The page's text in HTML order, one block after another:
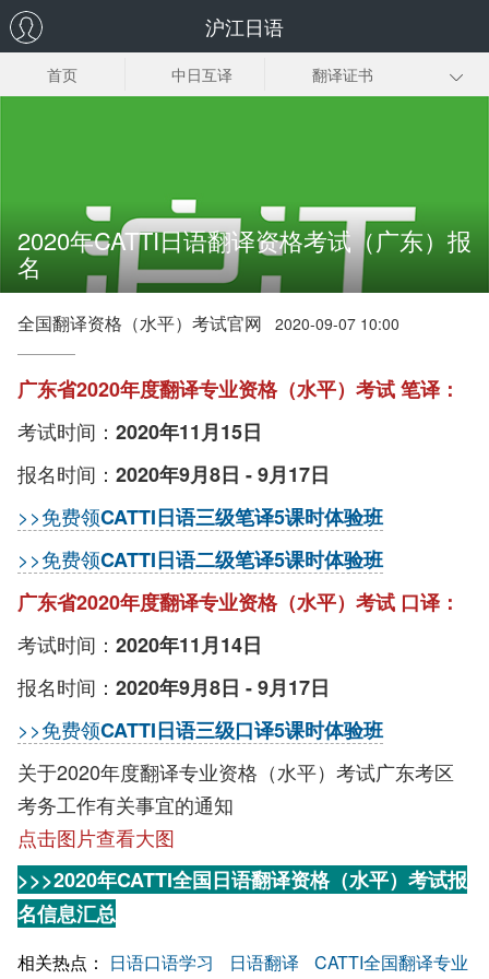
沪江日语
首页 中日互译 翻译证书
2020年CATTI日语翻译资格考试（广东）报
名
全国翻译资格（水平）考试官网 2020-09-07 10:00
广东省2020年度翻译专业资格（水平）考试 笔译：
考试时间： 2020年11月15日
报名时间： 2020年9月8日 - 9月17日
>>免费领CATTI日语三级笔译5课时体验班
>>免费领CATTI日语二级笔译5课时体验班
广东省2020年度翻译专业资格（水平）考试 口译：
考试时间： 2020年11月14日
报名时间： 2020年9月8日 - 9月17日
>>免费领CATTI日语三级口译5课时体验班
关于2020年度翻译专业资格（水平）考试广东考区
考务工作有关事宜的通知
点击图片查看大图
>>>2020年CATTI全国日语翻译资格（水平）考试报
名信息汇总
相关热点： 日语口语学习 日语翻译
CATTI全国翻译专业